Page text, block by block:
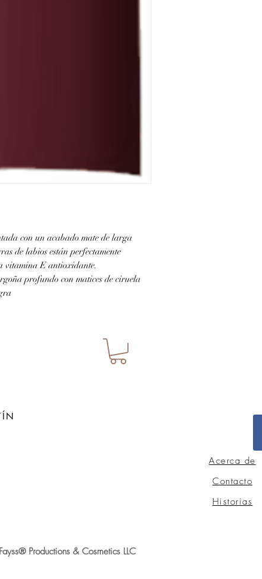
con un acabado mate de larga
de labios están perfectamente
vitamina E antioxidante.
profundo con matices de ciruela
Acerca de
Contacto
Historias
Productions & Cosmetics LLC